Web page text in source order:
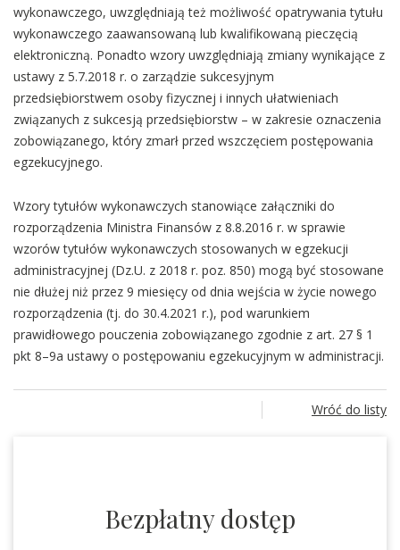
wykonawczego, uwzględniają też możliwość opatrywania tytułu
wykonawczego zaawansowaną lub kwalifikowaną pieczęcią
elektroniczną. Ponadto wzory uwzględniają zmiany wynikające z
ustawy z 5.7.2018 r. o zarządzie sukcesyjnym
przedsiębiorstwem osoby fizycznej i innych ułatwieniach
związanych z sukcesją przedsiębiorstw – w zakresie oznaczenia
zobowiązanego, który zmarł przed wszczęciem postępowania
egzekucyjnego.
Wzory tytułów wykonawczych stanowiące załączniki do
rozporządzenia Ministra Finansów z 8.8.2016 r. w sprawie
wzorów tytułów wykonawczych stosowanych w egzekucji
administracyjnej (Dz.U. z 2018 r. poz. 850) mogą być stosowane
nie dłużej niż przez 9 miesięcy od dnia wejścia w życie nowego
rozporządzenia (tj. do 30.4.2021 r.), pod warunkiem
prawidłowego pouczenia zobowiązanego zgodnie z art. 27 § 1
pkt 8–9a ustawy o postępowaniu egzekucyjnym w administracji.
Wróć do listy
Bezpłatny dostęp